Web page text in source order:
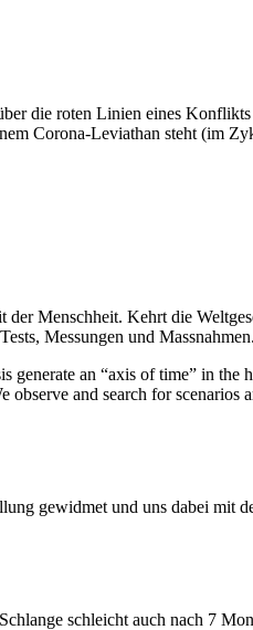
die roten Linien eines Konflikts
Corona-Leviathan steht (im
Menschheit. Kehrt die
Messungen und Massnahmen.
an “axis of time” in the
and search for scenarios
gewidmet und uns dabei mit
schleicht auch nach 7